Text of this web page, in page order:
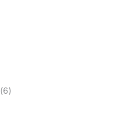
(6)